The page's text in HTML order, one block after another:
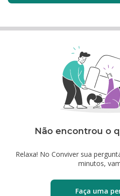
Não encontrou o
Relaxa! No Conviver sua
minutos,
Faça uma